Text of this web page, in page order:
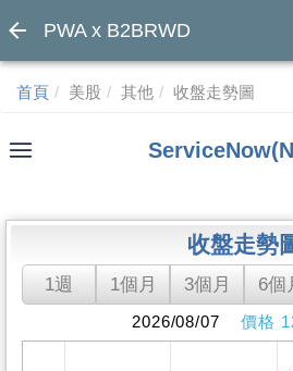
PWA x B2BRWD
首頁 美股 其他 收盤走勢圖
收盤走勢
1週 1個月 3個月 6個
2026/08/07 價格